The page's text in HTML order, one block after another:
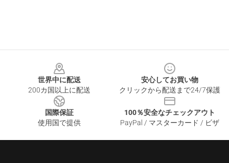
世界中に配送
200カ国以上に配送
安心してお買い物
クリックから配送まで24/7保護
国際保証
使用国で提供
100％安全なチェックアウト
PayPal / マスターカード / ビザ